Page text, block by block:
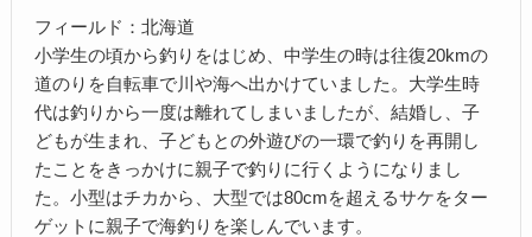
フィールド：北海道
小学生の頃から釣りをはじめ、中学生の時は往復20kmの
道のりを自転車で川や海へ出かけていました。大学生時
代は釣りから一度は離れてしまいましたが、結婚し、子
どもが生まれ、子どもとの外遊びの一環で釣りを再開し
たことをきっかけに親子で釣りに行くようになりまし
た。小型はチカから、大型では80cmを超えるサケをター
ゲットに親子で海釣りを楽しんでいます。